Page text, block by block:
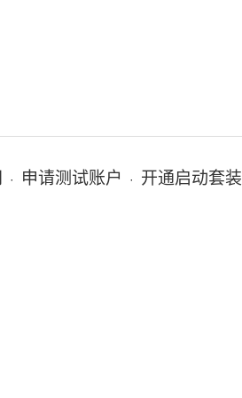
· 申请测试账户 · 开通启动套装